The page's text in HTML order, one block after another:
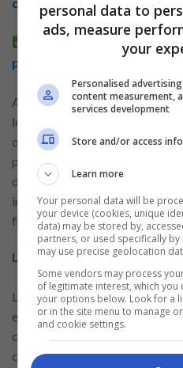
Entienda cómo crear un
préstamos
Además de los intereses, es
los cargos adicionales y la
ofrecidas. Realizar
permite obtener una visión más
disponibles. Esta práctica
informadas y reduce el riesgo
financieros menos convenientes.
La importancia de la
La planificación financiera
en el uso responsable del
compromiso, es recomendable
considerando ingresos, gastos
personal data to
ads, measure
your
Personalised
content measurement,
services development
Store and/or access
Learn more
Your personal data will be
your device (cookies, unique
data) may be stored by,
partners, or used specifically
may use precise geolocation
Some vendors may process
of legitimate interest, which
your options below. Look for a
or in the site menu to manage
and cookie settings.